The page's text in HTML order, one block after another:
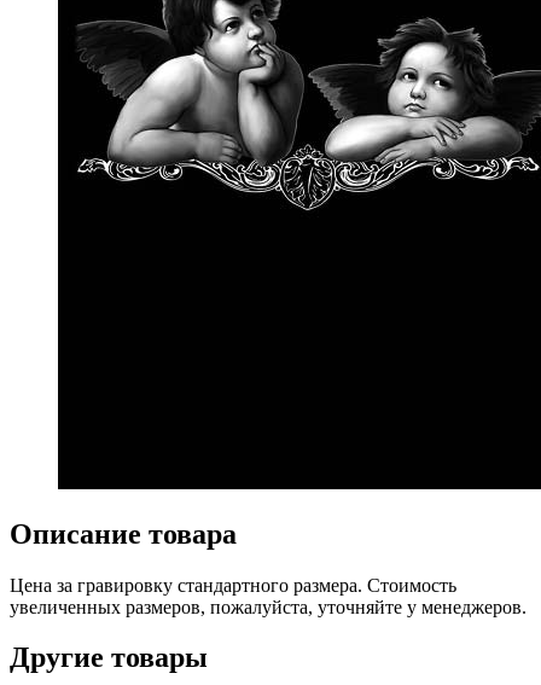
Описание товара
Цена за гравировку стандартного размера. Стоимость
увеличенных размеров, пожалуйста, уточняйте у менеджеров.
Другие товары